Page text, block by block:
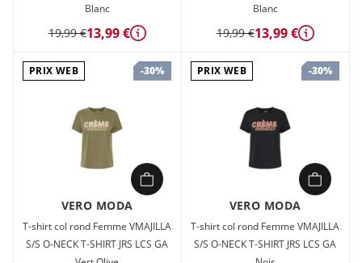
Blanc
19,99 €13,99 € Détails
Blanc
19,99 €13,99 € Détails
PRIX WEB -30%
VERO MODA
T-shirt col rond Femme VMAJILLA
S/S O-NECK T-SHIRT JRS LCS GA
PRIX WEB -30%
VERO MODA
T-shirt col rond Femme VMAJILLA
S/S O-NECK T-SHIRT JRS LCS GA